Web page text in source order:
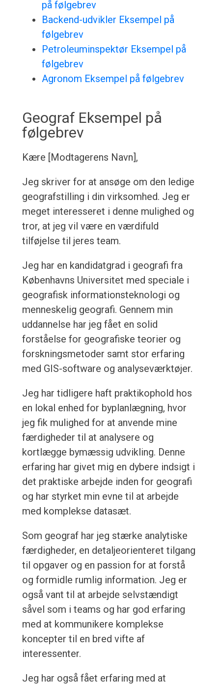
på følgebrev
Backend-udvikler Eksempel på
følgebrev
Petroleuminspektør Eksempel på
følgebrev
Agronom Eksempel på følgebrev
Geograf Eksempel på
følgebrev
Kære [Modtagerens Navn],
Jeg skriver for at ansøge om den ledige
geografstilling i din virksomhed. Jeg er
meget interesseret i denne mulighed og
tror, at jeg vil være en værdifuld
tilføjelse til jeres team.
Jeg har en kandidatgrad i geografi fra
Københavns Universitet med speciale i
geografisk informationsteknologi og
menneskelig geografi. Gennem min
uddannelse har jeg fået en solid
forståelse for geografiske teorier og
forskningsmetoder samt stor erfaring
med GIS-software og analyseværktøjer.
Jeg har tidligere haft praktikophold hos
en lokal enhed for byplanlægning, hvor
jeg fik mulighed for at anvende mine
færdigheder til at analysere og
kortlægge bymæssig udvikling. Denne
erfaring har givet mig en dybere indsigt i
det praktiske arbejde inden for geografi
og har styrket min evne til at arbejde
med komplekse datasæt.
Som geograf har jeg stærke analytiske
færdigheder, en detaljeorienteret tilgang
til opgaver og en passion for at forstå
og formidle rumlig information. Jeg er
også vant til at arbejde selvstændigt
såvel som i teams og har god erfaring
med at kommunikere komplekse
koncepter til en bred vifte af
interessenter.
Jeg har også fået erfaring med at